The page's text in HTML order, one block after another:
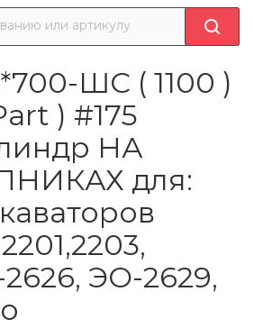
ШС ( 1100 )
) #175
НА
для:
ЭО-2629,